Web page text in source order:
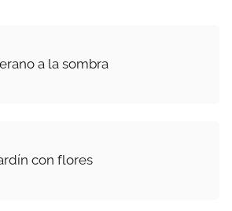
a la sombra
con flores